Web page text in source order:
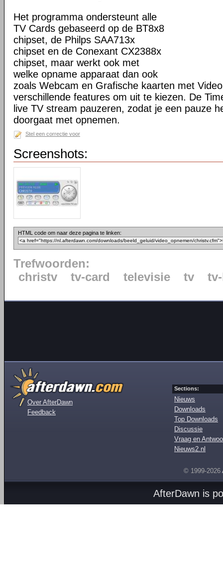
Het programma ondersteunt alle
TV Cards gebaseerd op de BT8x8
chipset, de Philps SAA713x
chipset en de Conexant CX2388x
chipset, maar werkt ook met
welke opname apparaat dan ook
zoals Webcam en Grafische kaarten met
verschillende features om uit te kiezen. De
live TV stream pauzeren, zodat je een pauze
doorgaat met opnemen.
Stel een correctie voor
Screenshots:
HTML code om naar deze pagina te linken:
Trefwoorden:
christv
tv-card televisie tv
Over AfterDawn
Feedback
Sections:
Nieuws
Downloads
Top Downloads
Discussie
Vraag en
Nieuws2.nl
© 1999-2026
AfterDawn is